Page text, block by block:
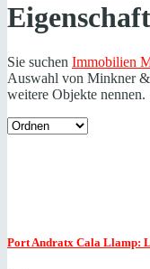
Sie suchen Immobilien
Auswahl von Minkner
weitere Objekte nennen.
Port Andratx Cala Llamp: